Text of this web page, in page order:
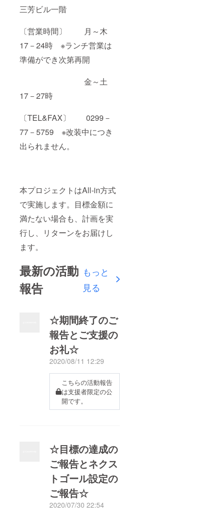
三芳ビル一階
〔営業時間〕 月～木
17－24時 ※ランチ営業は
準備ができ次第再開
金～土
17－27時
〔TEL&FAX〕 0299－
77－5759 ※改装中につき
出られません。
本プロジェクトはAll-in方式
で実施します。目標金額に
満たない場合も、計画を実
行し、リターンをお届けし
ます。
最新の活動
報告
もっと
見る
☆期間終了のご
報告とご支援の
お礼☆
2020/08/11 12:29
こちらの活動報告
は支援者限定の公
開です。
☆目標の達成の
ご報告とネクス
トゴール設定の
ご報告☆
2020/07/30 22:54